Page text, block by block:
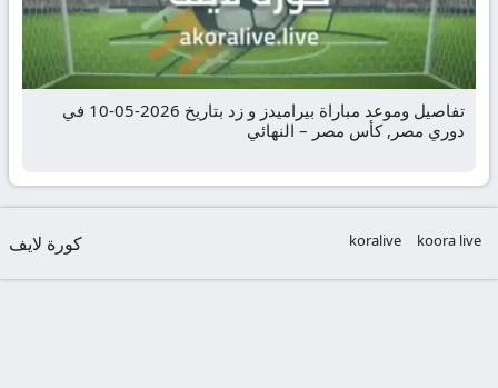
تفاصيل وموعد مباراة بيراميدز و زد بتاريخ 2026-05-10 في
دوري مصر, كأس مصر – النهائي
koora live
koralive كورة لايف